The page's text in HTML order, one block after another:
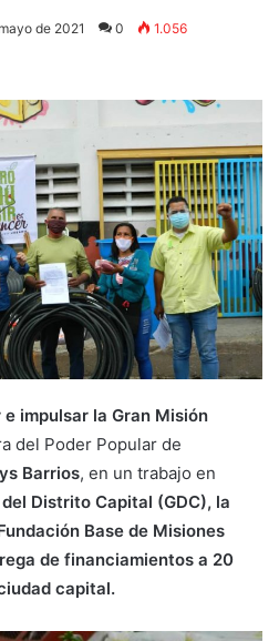
de 2021 0 1.056
impulsar la Gran Misión
del Poder Popular de
Barrios, en un trabajo en
Distrito Capital (GDC), la
Base de Misiones
de financiamientos a 20
capital.